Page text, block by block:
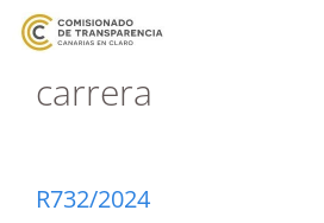
carrera
R732/2024